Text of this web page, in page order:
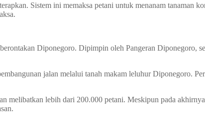
Sistem ini memaksa petani untuk menanam tanaman
Diponegoro. Dipimpin oleh Pangeran Diponegoro,
jalan melalui tanah makam leluhur Diponegoro.
melibatkan lebih dari 200.000 petani. Meskipun pada